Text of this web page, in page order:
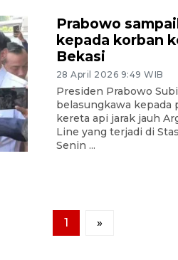
Prabowo
kepada korban
Bekasi
28 April 2026 9:49 WIB
Presiden Prabowo
belasungkawa kepada
kereta api jarak jauh
Line yang terjadi di
Senin ...
1 »